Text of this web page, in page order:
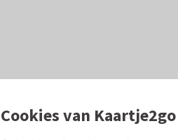
Cookies van Kaartje2go